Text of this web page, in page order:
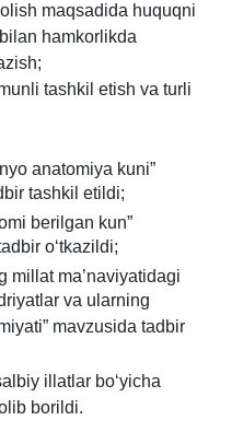
maqsadida huquqni
hamkorlikda
tashkil etish va turli
anatomiya kuni”
tashkil etildi;
berilgan kun”
o‘tkazildi;
millat ma’naviyatidagi
va ularning
mavzusida tadbir
illatlar bo‘yicha
borildi.